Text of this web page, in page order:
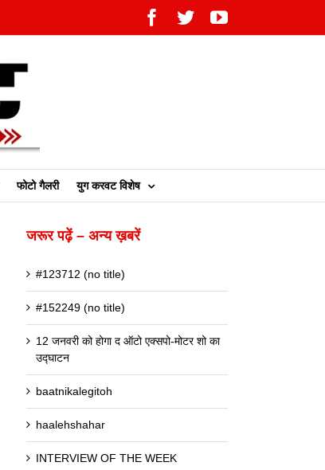
Facebook
TwitterYouTube
फोटो गैलरी युग करवट विशेष
जरूर पढ़ें – अन्य ख़बरें
#123712 (no title)
#152249 (no title)
12 जनवरी को होगा द ऑटो एक्सपो-मोटर शो का
उद्घाटन
baatnikalegitoh
haalehshahar
INTERVIEW OF THE WEEK